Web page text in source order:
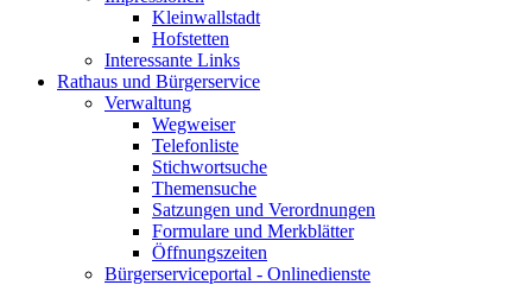
Kleinwallstadt
Hofstetten
Interessante Links
Rathaus und Bürgerservice
Verwaltung
Wegweiser
Telefonliste
Stichwortsuche
Themensuche
Satzungen und Verordnungen
Formulare und Merkblätter
Öffnungszeiten
Bürgerserviceportal - Onlinedienste